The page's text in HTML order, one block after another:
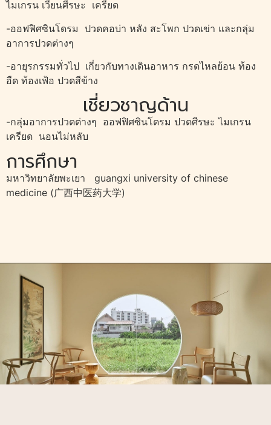
ไมเกรน เวียนศีรษะ เครียด
-ออฟฟิศซินโดรม ปวดคอบ่า หลัง สะโพก ปวดเข่า และกลุ่ม
อาการปวดต่างๆ
-อายุรกรรมทั่วไป เกี่ยวกับทางเดินอาหาร กรดไหลย้อน ท้อง
อืด ท้องเฟ้อ ปวดสีข้าง
เชี่ยวชาญด้าน
-กลุ่มอาการปวดต่างๆ ออฟฟิศซินโดรม ปวดศีรษะ ไมเกรน
เครียด นอนไม่หลับ
การศึกษา
มหาวิทยาลัยพะเยา guangxi university of chinese
medicine (广西中医药大学)